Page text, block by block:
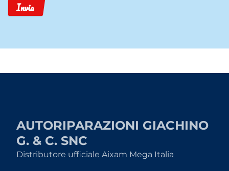
Invia
AUTORIPARAZIONI GIACHINO
G. & C. SNC
Distributore ufficiale Aixam Mega Italia